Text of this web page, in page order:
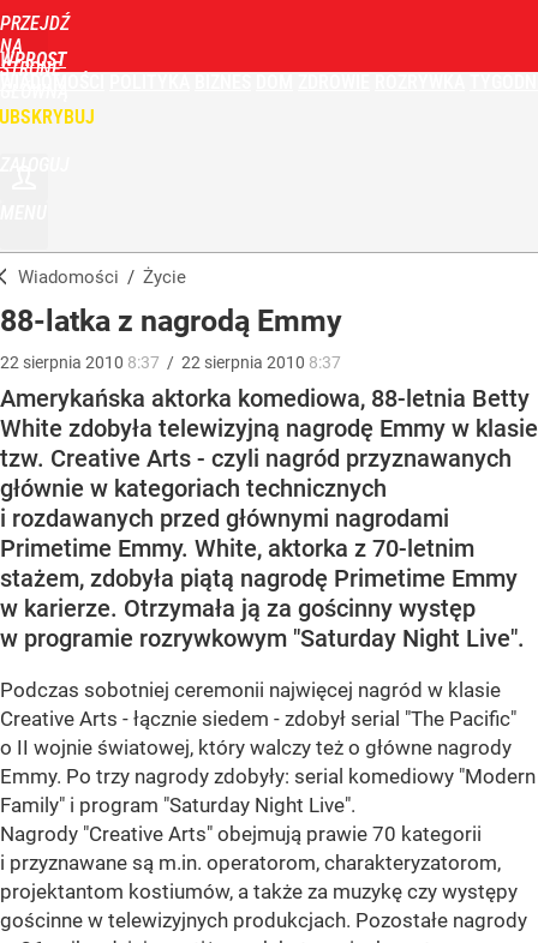
PRZEJDŹ
NA
STRONĘ
WPROST
Wiadomości / Życie
88-latka z nagrodą Emmy
22 sierpnia 2010 8:37 / 22 sierpnia 2010 8:37
Amerykańska aktorka komediowa, 88-letnia Betty
White zdobyła telewizyjną nagrodę Emmy w klasie
tzw. Creative Arts - czyli nagród przyznawanych
głównie w kategoriach technicznych
i rozdawanych przed głównymi nagrodami
Primetime Emmy. White, aktorka z 70-letnim
stażem, zdobyła piątą nagrodę Primetime Emmy
w karierze. Otrzymała ją za gościnny występ
w programie rozrywkowym "Saturday Night Live".
Podczas sobotniej ceremonii najwięcej nagród w klasie
Creative Arts - łącznie siedem - zdobył serial "The Pacific"
o II wojnie światowej, który walczy też o główne nagrody
Emmy. Po trzy nagrody zdobyły: serial komediowy "Modern
Family" i program "Saturday Night Live".
Nagrody "Creative Arts" obejmują prawie 70 kategorii
i przyznawane są m.in. operatorom, charakteryzatorom,
projektantom kostiumów, a także za muzykę czy występy
gościnne w telewizyjnych produkcjach. Pozostałe nagrody